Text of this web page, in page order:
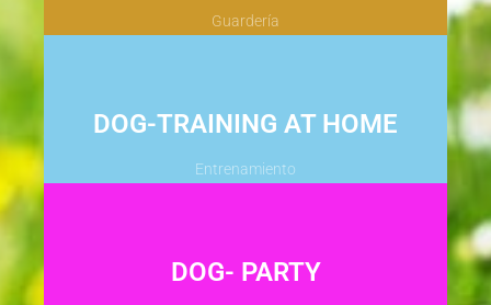
Guardería
DOG-TRAINING AT HOME
Entrenamiento
DOG- PARTY